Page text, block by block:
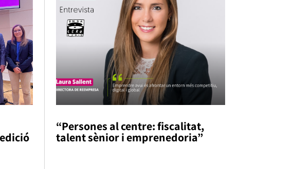
“Persones al centre: fiscalitat,
talent sènior i emprenedoria”